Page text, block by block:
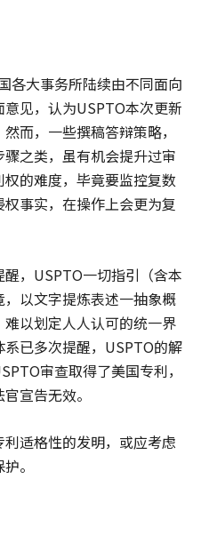
各大事务所陆续由不同面向
见，认为USPTO本次更新
而，一些撰稿答辩策略，
之类，虽有机会提升过审
的难度，毕竟要监控复数
事实，在操作上会更为复
，USPTO一切指引（含本
以文字提炼表述一抽象概
以划定人人认可的统一界
已多次提醒，USPTO的解
审查取得了美国专利，
宣告无效。
适格性的发明，或应考虑
。